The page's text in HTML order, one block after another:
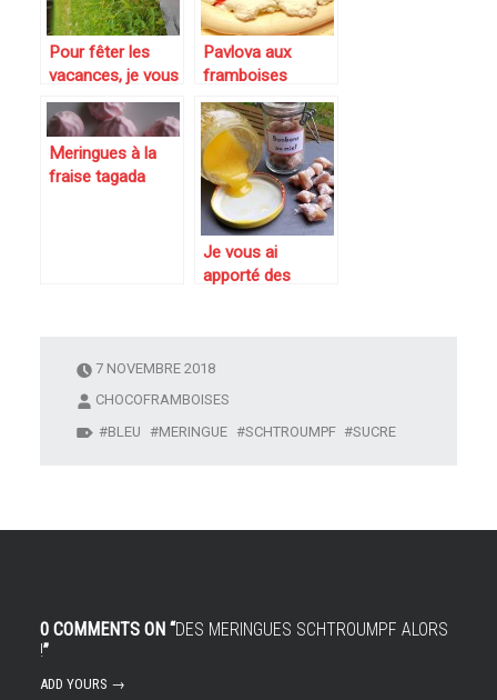
Pour fêter les
vacances, je vous
offre l’apéro ? un
Sirop de fraises
Tagada, ça vous
va ?
Pavlova aux
framboises
Meringues à la
fraise tagada
Je vous ai
apporté des
alors bonbons au
miel
7 NOVEMBRE 2018
CHOCOFRAMBOISES
BLEU
MERINGUE SCHTROUMPF SUCRE
0 COMMENTS ON “DES MERINGUES SCHTROUMPF ALORS
!”
ADD YOURS →